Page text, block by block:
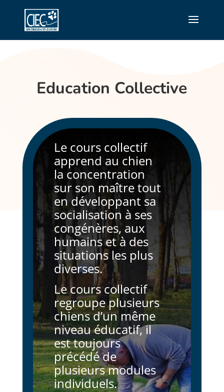
Education Collective
Le cours collectif
apprend au chien
la concentration
sur son maître tout
en développant sa
socialisation à ses
congénères, aux
humains et à des
situations les plus
diverses.
Le cours collectif
regroupe plusieurs
chiens d’un même
niveau éducatif, il
est toujours
précédé de
plusieurs modules
individuels.